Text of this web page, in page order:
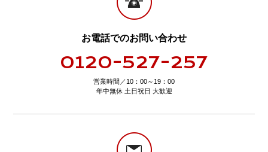
お電話でのお問い合わせ
0120-527-257
営業時間／10：00～19：00
年中無休 土日祝日 大歓迎